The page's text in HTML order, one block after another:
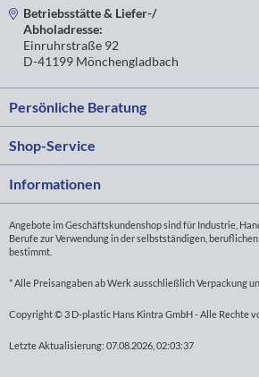
Betriebsstätte & Liefer-/
Abholadresse:
Einruhrstraße 92
D-41199 Mönchengladbach
Persönliche Beratung
Shop-Service
Informationen
Angebote im Geschäftskundenshop sind für Industrie,
Berufe zur Verwendung in der selbstständigen,
bestimmt.
* Alle Preisangaben ab Werk ausschließlich Verpackung
Copyright © 3 D-plastic Hans Kintra GmbH - Alle Rechte
Letzte Aktualisierung: 07.08.2026, 02:03:37